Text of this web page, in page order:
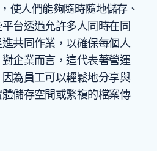
使人們能夠隨時隨地儲存、
台透過允許多人同時在同
共同作業，以確保每個人
企業而言，這代表著營運
為員工可以輕鬆地分享與
儲存空間或繁複的檔案傳